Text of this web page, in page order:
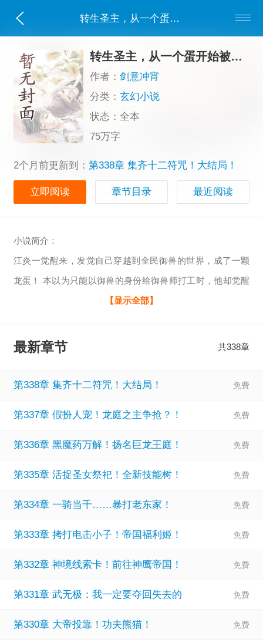
转生圣主，从一个蛋开始被软萌校花孵化
转生圣主，从一个蛋开始被软萌校花孵化
作者：剑意冲宵
分类：玄幻小说
状态：全本
75万字
2个月前更新到： 第338章 集齐十二符咒！大结局！
立即阅读 章节目录 最近阅读
小说简介：
江炎一觉醒来，发觉自己穿越到全民御兽的世界，成了一颗
龙蛋！ 本以为只能以御兽的身份给御兽师打工时，他却觉醒
了最强躺平系统，获得恶魔圣主的模版！ 【睡觉八小时，获
花御兽师怀里躺平一小时，可开启技能树分支】 【消耗10点
十分钟，可开启技能树分支】 【消耗100点技能点，可点亮
【显示全部】
最新章节 共338章
第338章 集齐十二符咒！大结局！
第337章 假扮人宠！龙庭之主争抢？！
第336章 黑魔药万解！扬名巨龙王庭！
第335章 活捉圣女祭祀！全新技能树！
第334章 一骑当千……暴打老东家！
第333章 拷打电击小子！帝国福利姬！
第332章 神境线索卡！前往神鹰帝国！
第331章 武无极：我一定要夺回失去的
第330章 大帝投靠！功夫熊猫！